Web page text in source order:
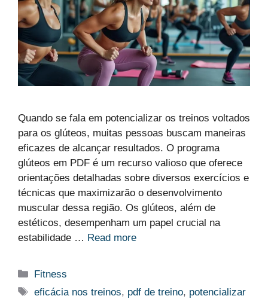
Quando se fala em potencializar os treinos voltados
para os glúteos, muitas pessoas buscam maneiras
eficazes de alcançar resultados. O programa
glúteos em PDF é um recurso valioso que oferece
orientações detalhadas sobre diversos exercícios e
técnicas que maximizarão o desenvolvimento
muscular dessa região. Os glúteos, além de
estéticos, desempenham um papel crucial na
estabilidade … Read more
Categorias
Fitness
Etiquetas
eficácia nos treinos, pdf de treino, potencializar